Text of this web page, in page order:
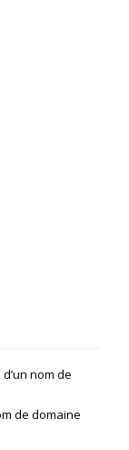
d’un nom de
de domaine